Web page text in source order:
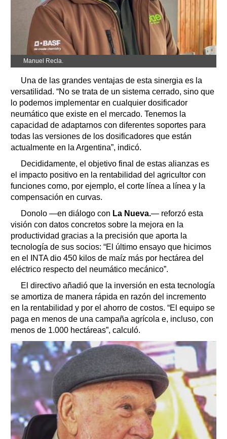
Manuel Recla.
Una de las grandes ventajas de esta sinergia es la
versatilidad. “No se trata de un sistema cerrado, sino que
lo podemos implementar en cualquier dosificador
neumático que existe en el mercado. Tenemos la
capacidad de adaptarnos con diferentes soportes para
todas las versiones de los dosificadores que están
actualmente en la Argentina”, indicó.
Decididamente, el objetivo final de estas alianzas es
el impacto positivo en la rentabilidad del agricultor con
funciones como, por ejemplo, el corte línea a línea y la
compensación en curvas.
Donolo —en diálogo con La Nueva.— reforzó esta
visión con datos concretos sobre la mejora en la
productividad gracias a la precisión que aporta la
tecnología de sus socios: “El último ensayo que hicimos
en el INTA dio 450 kilos de maíz más por hectárea del
eléctrico respecto del neumático mecánico”.
El directivo añadió que la inversión en esta tecnología
se amortiza de manera rápida en razón del incremento
en la rentabilidad y por el ahorro de costos. “El equipo se
paga en menos de una campaña agrícola e, incluso, con
menos de 1.000 hectáreas”, calculó.